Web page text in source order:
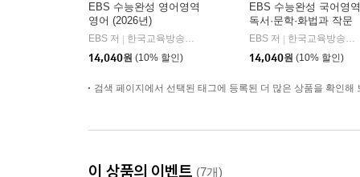
EBS 수능완성 영어영역
영어 (2026년)
EBS 저
한국교육방송공사
14,040원 (10% 할인)
EBS 수능완성 국어영역
독서·문학·화법과 작문
(2026년)
EBS 저
한국교육방송공사
14,040원 (10% 할인)
검색 페이지에서 선택된 태그에 등록된 더 많은 상품을 확인해
이 상품의 이벤트 (7개)